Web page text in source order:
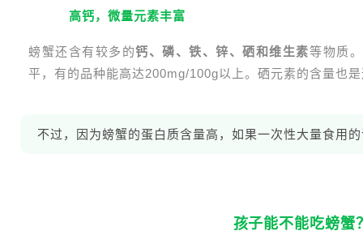
高钙，微量元素丰富
螃蟹还含有较多的钙、磷、铁、锌、硒和维生素等物质
平，有的品种能高达200mg/100g以上。硒元素的含量也
不过，因为螃蟹的蛋白质含量高，如果一次性大量食用
孩子能不能吃螃蟹